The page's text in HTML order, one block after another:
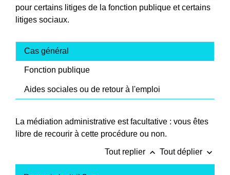
pour certains litiges de la fonction publique et certains
litiges sociaux.
Cas général
Fonction publique
Aides sociales ou de retour à l'emploi
La médiation administrative est facultative : vous êtes
libre de recourir à cette procédure ou non.
Tout replier keyboard_arrow_up Tout déplier keyboard_arrow_down